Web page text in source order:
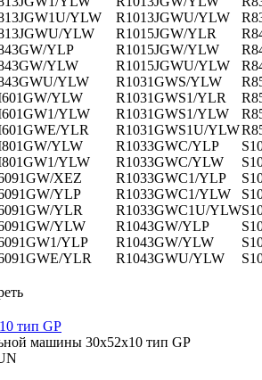
YLW R1013JGWU/YLW
YLW R1015JGW/YLR
YLP R1015JGW/YLW
YLW R1015JGWU/YLW
YLW R1031GWS/YLW
YLW R1031GWS1/YLR
YLW R1031GWS1/YLW
YLR R1031GWS1U/YLW
YLW R1033GWC/YLP
YLW R1033GWC/YLW
XEZ R1033GWC1/YLP
YLP R1033GWC1/YLW
YLR R1033GWC1U/YLW
YLW R1043GW/YLP
YLP R1043GW/YLW
YLR R1043GWU/YLW
тип GP
машины 30x52x10 тип GP